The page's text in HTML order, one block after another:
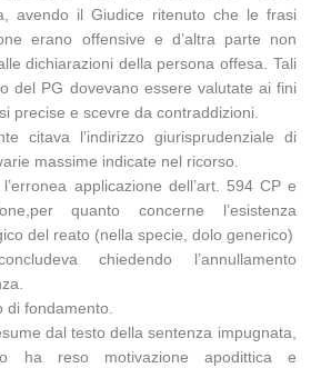
avendo il Giudice ritenuto che le frasi
erano offensive e d’altra parte non
dichiarazioni della persona offesa. Tali
del PG dovevano essere valutate ai fini
precise e scevre da contraddizioni.
citava l’indirizzo giurisprudenziale di
massime indicate nel ricorso.
applicazione dell’art. 594 CP e
quanto concerne l’esistenza
del reato (nella specie, dolo generico)
chiedendo l’annullamento
di fondamento.
dal testo della sentenza impugnata,
ha reso motivazione apodittica e